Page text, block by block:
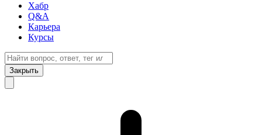
Хабр
Q&A
Карьера
Курсы
Закрыть